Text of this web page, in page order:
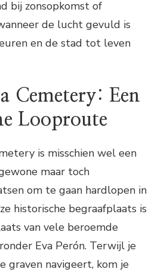
bij zonsopkomst of
de lucht gevuld is
en de stad tot leven
Cemetery: Een
Looproute
is misschien wel een
maar toch
om te gaan hardlopen in
historische begraafplaats is
van vele beroemde
Eva Perón. Terwijl je
graven navigeert, kom je